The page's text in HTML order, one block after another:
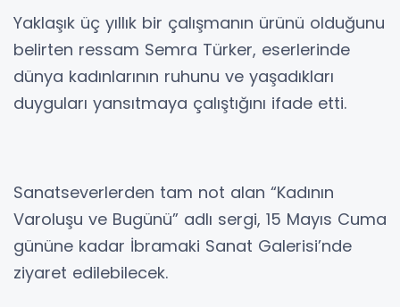
Yaklaşık üç yıllık bir çalışmanın ürünü olduğunu
belirten ressam Semra Türker, eserlerinde
dünya kadınlarının ruhunu ve yaşadıkları
duyguları yansıtmaya çalıştığını ifade etti.
Sanatseverlerden tam not alan “Kadının
Varoluşu ve Bugünü” adlı sergi, 15 Mayıs Cuma
gününe kadar İbramaki Sanat Galerisi’nde
ziyaret edilebilecek.